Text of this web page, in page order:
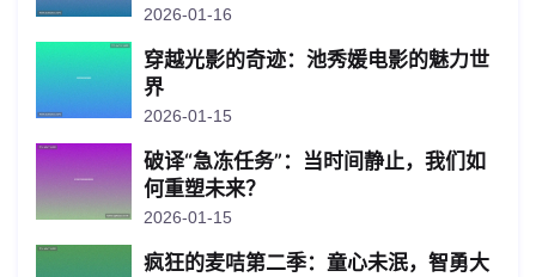
2026-01-16
穿越光影的奇迹：池秀媛电影的魅力世
界
2026-01-15
破译“急冻任务”：当时间静止，我们如
何重塑未来？
2026-01-15
疯狂的麦咭第二季：童心未泯，智勇大